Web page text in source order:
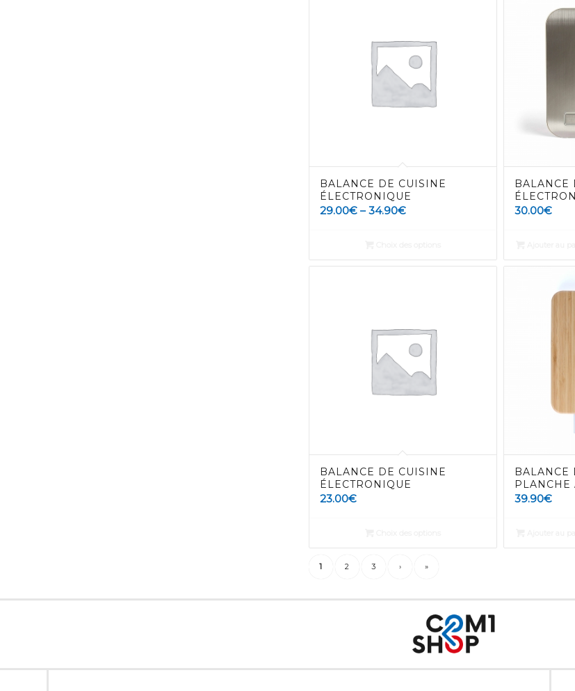
BALANCE DE CUISINE
ÉLECTRONIQUE
29.00€–34.90€
BALANCE
30.00€
BALANCE DE CUISINE
ÉLECTRONIQUE
23.00€
BALANCE
PLANCHE
39.90€
1 2 3 › »